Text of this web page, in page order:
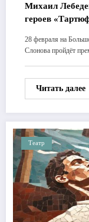
Михаил
героев
28 февраля на
Слонова пройдёт
Читать далее
Театр